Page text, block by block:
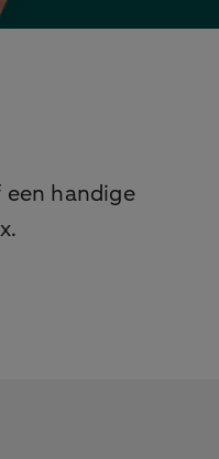
een handige